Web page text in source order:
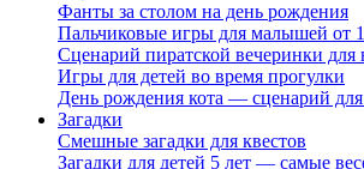
Фанты за столом на день рождения
Пальчиковые игры для малышей от
Сценарий пиратской вечеринки для
Игры для детей во время прогулки
День рождения кота — сценарий для
Загадки
Смешные загадки для квестов
Загадки для детей 5 лет — самые